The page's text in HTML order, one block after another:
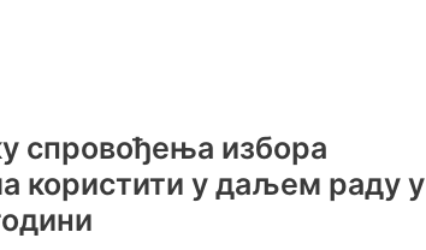
спровођења избора
користити у даљем раду у